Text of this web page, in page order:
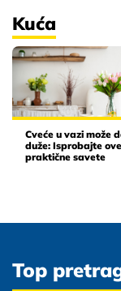
Kuća
Cveće u vazi može
duže: Isprobajte ove
praktične savete
Top